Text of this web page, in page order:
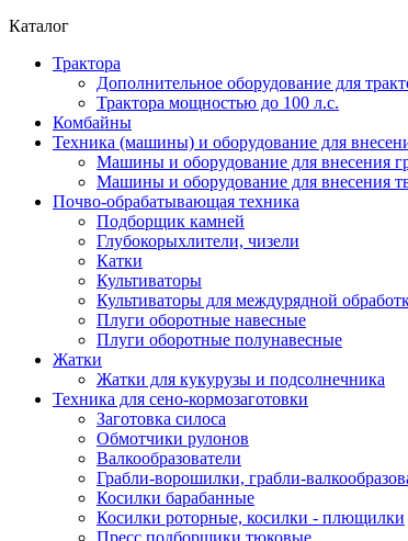
Каталог
Трактора
Дополнительное оборудование для
Трактора мощностью до 100 л.с.
Комбайны
Техника (машины) и оборудование для
Машины и оборудование для внесения
Машины и оборудование для внесения
Почво-обрабатывающая техника
Подборщик камней
Глубокорыхлители, чизели
Катки
Культиваторы
Культиваторы для междурядной
Плуги оборотные навесные
Плуги оборотные полунавесные
Жатки
Жатки для кукурузы и подсолнечника
Техника для сено-кормозаготовки
Заготовка силоса
Обмотчики рулонов
Валкообразователи
Грабли-ворошилки, грабли-
Косилки барабанные
Косилки роторные, косилки - плющилки
Пресс подборщики тюковые